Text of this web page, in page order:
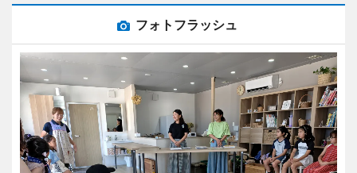
フォトフラッシュ